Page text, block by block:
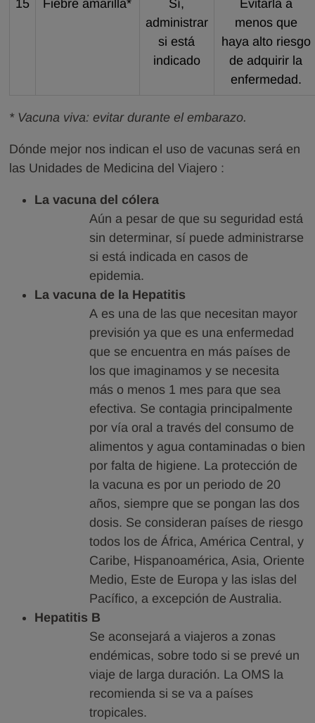
15 Fiebre amarilla*
Sí,
administrar
si está
indicado
Evitarla a
menos que
haya alto riesgo
de adquirir la
enfermedad.
* Vacuna viva: evitar durante el embarazo.
Dónde mejor nos indican el uso de vacunas será en
las Unidades de Medicina del Viajero :
La vacuna del cólera
Aún a pesar de que su seguridad está
sin determinar, sí puede administrarse
si está indicada en casos de
epidemia.
La vacuna de la Hepatitis
A es una de las que necesitan mayor
previsión ya que es una enfermedad
que se encuentra en más países de
los que imaginamos y se necesita
más o menos 1 mes para que sea
efectiva. Se contagia principalmente
por vía oral a través del consumo de
alimentos y agua contaminadas o bien
por falta de higiene. La protección de
la vacuna es por un periodo de 20
años, siempre que se pongan las dos
dosis. Se consideran países de riesgo
todos los de África, América Central, y
Caribe, Hispanoamérica, Asia, Oriente
Medio, Este de Europa y las islas del
Pacífico, a excepción de Australia.
Hepatitis B
Se aconsejará a viajeros a zonas
endémicas, sobre todo si se prevé un
viaje de larga duración. La OMS la
recomienda si se va a países
tropicales.